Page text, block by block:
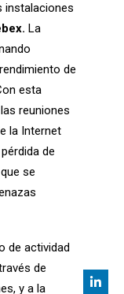
instalaciones
La
de
esta
reuniones
la Internet
de
se
de actividad
de
y a la